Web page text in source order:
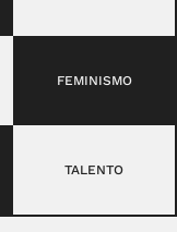
FEMINISMO
TALENTO